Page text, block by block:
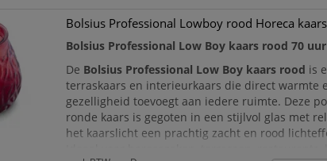
Bolsius Professional Lowboy rood Horeca
Bolsius Professional Low Boy kaars rood 70 uur
De Bolsius Professional Low Boy kaars rood is
terraskaars en interieurkaars die direct warmte
gezelligheid toevoegt aan iedere ruimte. Deze
ronde kaars is gegoten in een stijlvol glas met
het kaarslicht een prachtig zacht en rood